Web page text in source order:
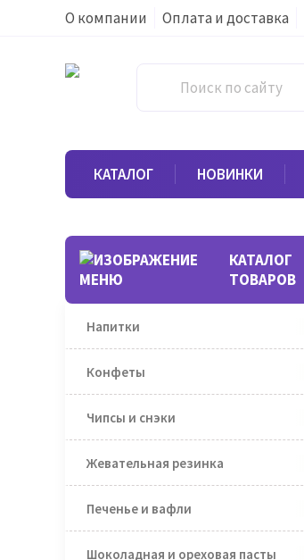
О компании Оплата и доставка
КАТАЛОГ НОВИНКИ
КАТАЛОГ
ТОВАРОВ
Напитки
Конфеты
Чипсы и снэки
Жевательная резинка
Печенье и вафли
Шоколадная и ореховая пасты